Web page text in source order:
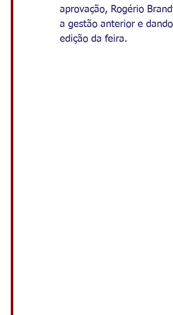
aprovação, Rogério
a gestão anterior e
edição da feira.